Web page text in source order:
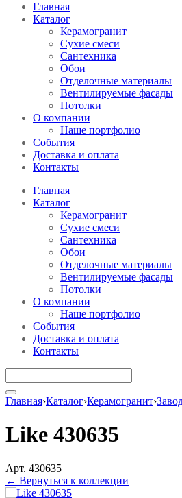
Главная
Каталог
Керамогранит
Сухие смеси
Сантехника
Обои
Отделочные материалы
Вентилируемые фасады
Потолки
О компании
Наше портфолио
События
Доставка и оплата
Контакты
Главная
Каталог
Керамогранит
Сухие смеси
Сантехника
Обои
Отделочные материалы
Вентилируемые фасады
Потолки
О компании
Наше портфолио
События
Доставка и оплата
Контакты
Главная›Каталог›Керамогранит›
Like 430635
Арт. 430635
← Вернуться к коллекции